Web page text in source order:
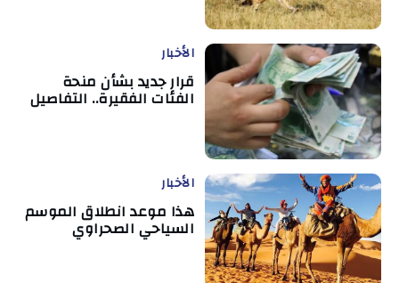
الأخبار
قرار جديد بشأن منحة
الفئات الفقيرة.. التفاصيل
الأخبار
هذا موعد انطلاق الموسم
السياحي الصحراوي